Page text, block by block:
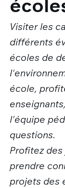
Visiter les
différents
écoles de
école,
l'équipe
questions.
Profitez
prendre
projets des